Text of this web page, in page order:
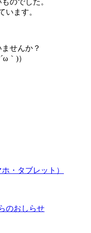
のでした。
います。
せんか？
｀)）
・タブレット）
のおしらせ